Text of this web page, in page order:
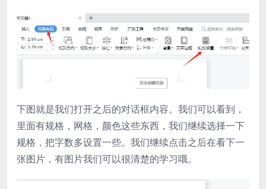
下图就是我们打开之后的对话框内容。我们可以看到，
里面有规格，网格，颜色这些东西，我们继续选择一下
规格，把字数多设置一些。我们继续点击之后在看下一
张图片，有图片我们可以很清楚的学习哦。